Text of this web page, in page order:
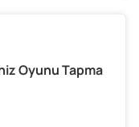
Oyunu Tapma